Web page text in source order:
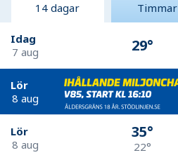
14 dagar Timmar
Idag
7 aug
29°
Lör
8 aug
Lör
8 aug
35°
22°